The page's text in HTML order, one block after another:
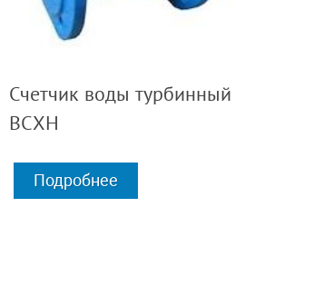
Счетчик воды турбинный
ВСХН
Подробнее